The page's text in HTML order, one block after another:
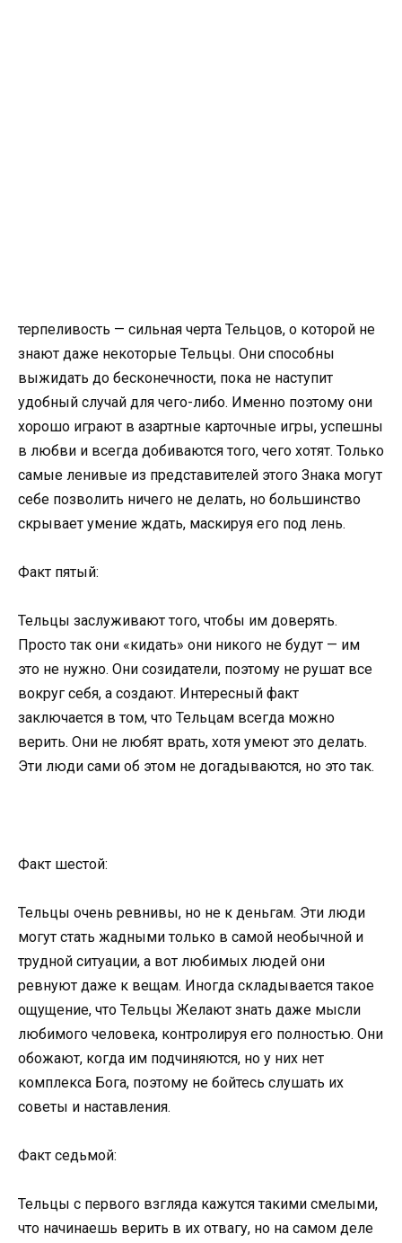
терпеливость — сильная черта Тельцов, о которой не
знают даже некоторые Тельцы. Они способны
выжидать до бесконечности, пока не наступит
удобный случай для чего-либо. Именно поэтому они
хорошо играют в азартные карточные игры, успешны
в любви и всегда добиваются того, чего хотят. Только
самые ленивые из представителей этого Знака могут
себе позволить ничего не делать, но большинство
скрывает умение ждать, маскируя его под лень.
Факт пятый:
Тельцы заслуживают того, чтобы им доверять.
Просто так они «кидать» они никого не будут — им
это не нужно. Они созидатели, поэтому не рушат все
вокруг себя, а создают. Интересный факт
заключается в том, что Тельцам всегда можно
верить. Они не любят врать, хотя умеют это делать.
Эти люди сами об этом не догадываются, но это так.
Факт шестой:
Тельцы очень ревнивы, но не к деньгам. Эти люди
могут стать жадными только в самой необычной и
трудной ситуации, а вот любимых людей они
ревнуют даже к вещам. Иногда складывается такое
ощущение, что Тельцы Желают знать даже мысли
любимого человека, контролируя его полностью. Они
обожают, когда им подчиняются, но у них нет
комплекса Бога, поэтому не бойтесь слушать их
советы и наставления.
Факт седьмой:
Тельцы с первого взгляда кажутся такими смелыми,
что начинаешь верить в их отвагу, но на самом деле